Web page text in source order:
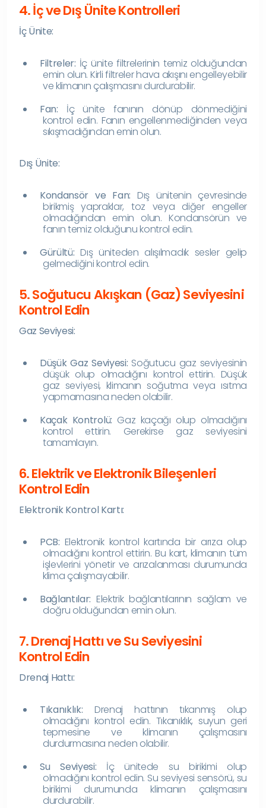
4. İç ve Dış Ünite Kontrolleri
İç Ünite:
Filtreler: İç ünite filtrelerinin temiz olduğundan
emin olun. Kirli filtreler hava akışını engelleyebilir
ve klimanın çalışmasını durdurabilir.
Fan: İç ünite fanının dönüp dönmediğini
kontrol edin. Fanın engellenmediğinden veya
sıkışmadığından emin olun.
Dış Ünite:
Kondansör ve Fan: Dış ünitenin çevresinde
birikmiş yapraklar, toz veya diğer engeller
olmadığından emin olun. Kondansörün ve
fanın temiz olduğunu kontrol edin.
Gürültü: Dış üniteden alışılmadık sesler gelip
gelmediğini kontrol edin.
5. Soğutucu Akışkan (Gaz) Seviyesini
Kontrol Edin
Gaz Seviyesi:
Düşük Gaz Seviyesi: Soğutucu gaz seviyesinin
düşük olup olmadığını kontrol ettirin. Düşük
gaz seviyesi, klimanın soğutma veya ısıtma
yapmamasına neden olabilir.
Kaçak Kontrolü: Gaz kaçağı olup olmadığını
kontrol ettirin. Gerekirse gaz seviyesini
tamamlayın.
6. Elektrik ve Elektronik Bileşenleri
Kontrol Edin
Elektronik Kontrol Kartı:
PCB: Elektronik kontrol kartında bir arıza olup
olmadığını kontrol ettirin. Bu kart, klimanın tüm
işlevlerini yönetir ve arızalanması durumunda
klima çalışmayabilir.
Bağlantılar: Elektrik bağlantılarının sağlam ve
doğru olduğundan emin olun.
7. Drenaj Hattı ve Su Seviyesini
Kontrol Edin
Drenaj Hattı:
Tıkanıklık: Drenaj hattının tıkanmış olup
olmadığını kontrol edin. Tıkanıklık, suyun geri
tepmesine ve klimanın çalışmasını
durdurmasına neden olabilir.
Su Seviyesi: İç ünitede su birikimi olup
olmadığını kontrol edin. Su seviyesi sensörü, su
birikimi durumunda klimanın çalışmasını
durdurabilir.